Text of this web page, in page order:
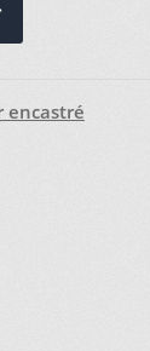
encastré